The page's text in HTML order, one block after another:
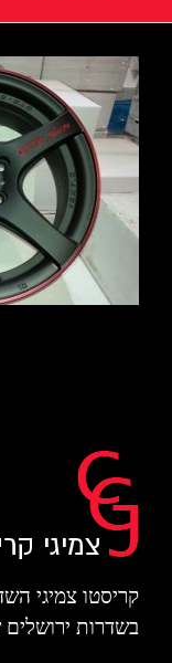
קריסטו צמיגי
בשדרות ירושלים